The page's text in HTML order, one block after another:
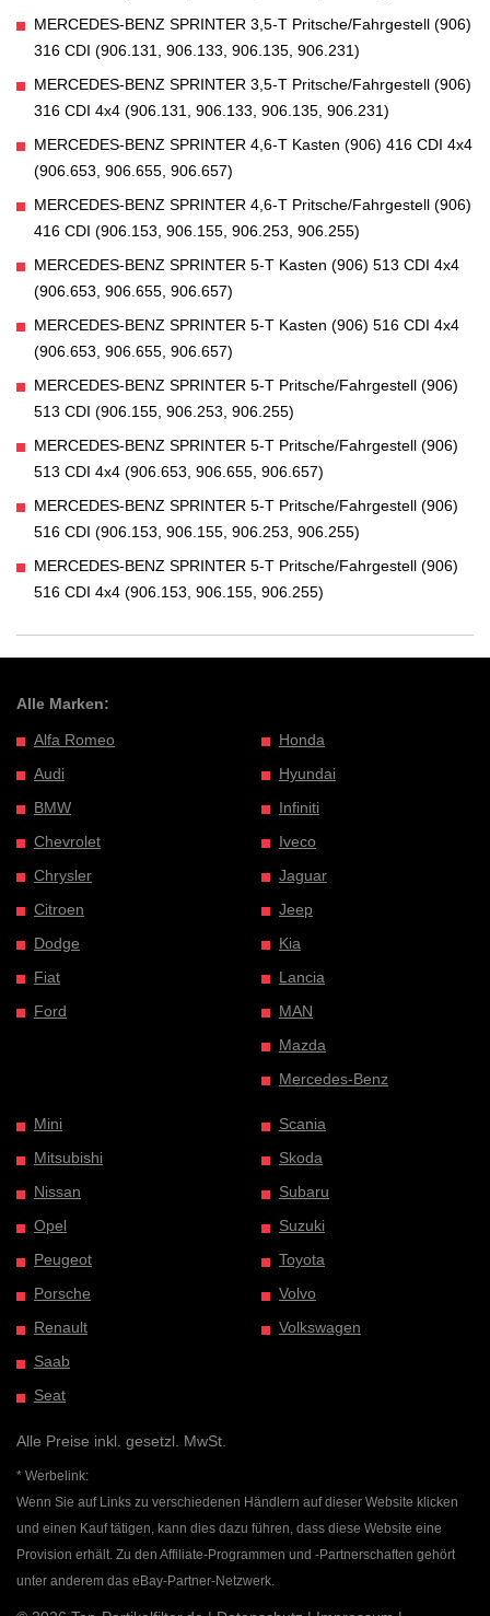
MERCEDES-BENZ SPRINTER 3,5-T Pritsche/Fahrgestell (906)
316 CDI (906.131, 906.133, 906.135, 906.231)
MERCEDES-BENZ SPRINTER 3,5-T Pritsche/Fahrgestell (906)
316 CDI 4x4 (906.131, 906.133, 906.135, 906.231)
MERCEDES-BENZ SPRINTER 4,6-T Kasten (906) 416 CDI 4x4
(906.653, 906.655, 906.657)
MERCEDES-BENZ SPRINTER 4,6-T Pritsche/Fahrgestell (906)
416 CDI (906.153, 906.155, 906.253, 906.255)
MERCEDES-BENZ SPRINTER 5-T Kasten (906) 513 CDI 4x4
(906.653, 906.655, 906.657)
MERCEDES-BENZ SPRINTER 5-T Kasten (906) 516 CDI 4x4
(906.653, 906.655, 906.657)
MERCEDES-BENZ SPRINTER 5-T Pritsche/Fahrgestell (906)
513 CDI (906.155, 906.253, 906.255)
MERCEDES-BENZ SPRINTER 5-T Pritsche/Fahrgestell (906)
513 CDI 4x4 (906.653, 906.655, 906.657)
MERCEDES-BENZ SPRINTER 5-T Pritsche/Fahrgestell (906)
516 CDI (906.153, 906.155, 906.253, 906.255)
MERCEDES-BENZ SPRINTER 5-T Pritsche/Fahrgestell (906)
516 CDI 4x4 (906.153, 906.155, 906.255)
Alle Marken:
Alfa Romeo
Audi
BMW
Chevrolet
Chrysler
Citroen
Dodge
Fiat
Ford
Honda
Hyundai
Infiniti
Iveco
Jaguar
Jeep
Kia
Lancia
MAN
Mazda
Mercedes-Benz
Mini
Mitsubishi
Nissan
Opel
Peugeot
Porsche
Renault
Saab
Seat
Scania
Skoda
Subaru
Suzuki
Toyota
Volvo
Volkswagen
Alle Preise inkl. gesetzl. MwSt.
* Werbelink:
Wenn Sie auf Links zu verschiedenen Händlern auf dieser Website klicken
und einen Kauf tätigen, kann dies dazu führen, dass diese Website eine
Provision erhält. Zu den Affiliate-Programmen und -Partnerschaften gehört
unter anderem das eBay-Partner-Netzwerk.